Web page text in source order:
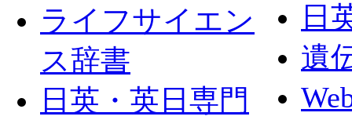
ライフサイエン
ス辞書
日英・英日専門
日
遺